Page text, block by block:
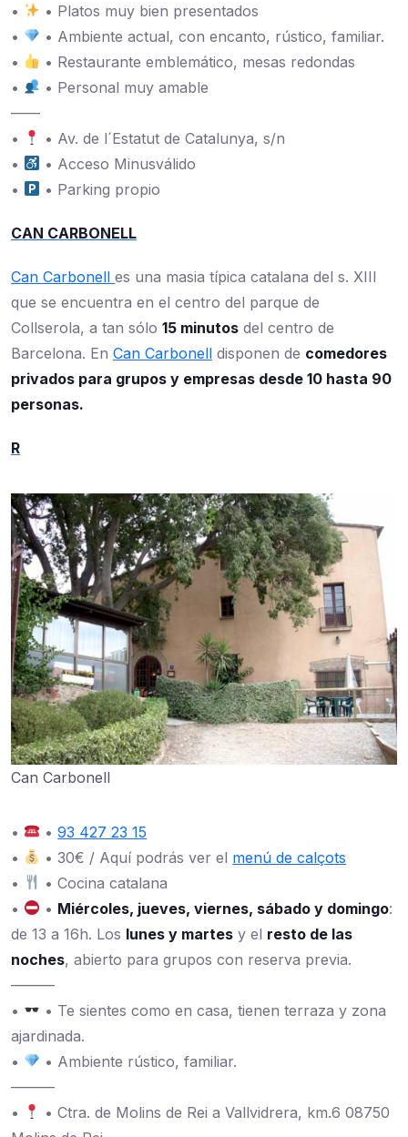
•
• Platos muy bien presentados
•
• Ambiente actual, con encanto, rústico, familiar.
•
• Restaurante emblemático, mesas redondas
•
• Personal muy amable
——
•
• Av. de l´Estatut de Catalunya, s/n
•
• Acceso Minusválido
•
• Parking propio
CAN CARBONELL
Can Carbonell es una masia típica catalana del s. XIII
que se encuentra en el centro del parque de
Collserola, a tan sólo 15 minutos del centro de
Barcelona. En Can Carbonell disponen de comedores
privados para grupos y empresas desde 10 hasta 90
personas.
R
Can Carbonell
• •93 427 23 15
•
• 30€ / Aquí podrás ver el menú de calçots
•
• Cocina catalana
•
• Miércoles, jueves, viernes, sábado y domingo:
de 13 a 16h. Los lunes y martes y el resto de las
noches, abierto para grupos con reserva previa.
———
•
• Te sientes como en casa, tienen terraza y zona
ajardinada.
•
• Ambiente rústico, familiar.
———
•
• Ctra. de Molins de Rei a Vallvidrera, km.6 08750